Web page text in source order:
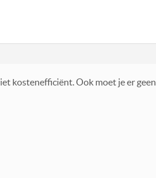
kostenefficiënt. Ook moet je er geen